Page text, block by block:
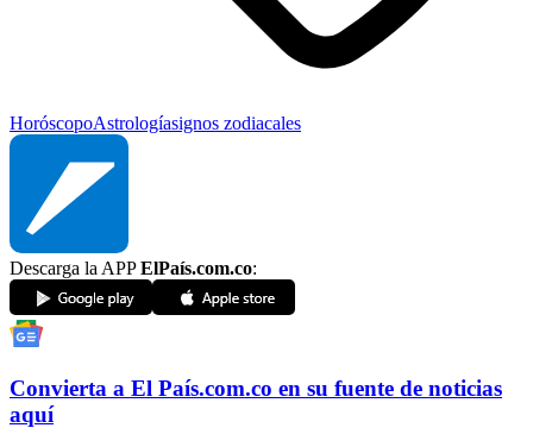
HoróscopoAstrologíasignos zodiacales
Descarga la APPElPaís.com.co:
Convierta a El País.com.co en su fuente de noticias
aquí